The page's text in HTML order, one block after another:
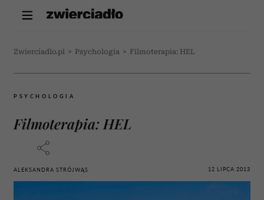
Zwierciadlo.pl > Psychologia > Filmoterapia: HEL
PSYCHOLOGIA
Filmoterapia: HEL
ALEKSANDRA STRÓJWĄS 12 LIPCA 2013